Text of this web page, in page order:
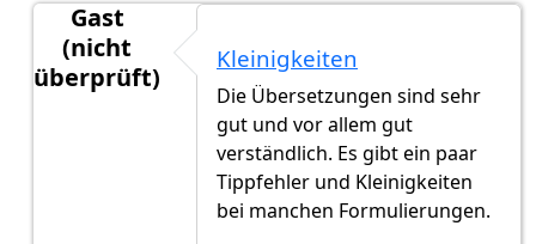
Gast
(nicht
überprüft)
Danke für die Idee. Meine…von
Kleinigkeiten
Die Übersetzungen sind sehr
gut und vor allem gut
verständlich. Es gibt ein paar
Tippfehler und Kleinigkeiten
bei manchen Formulierungen.